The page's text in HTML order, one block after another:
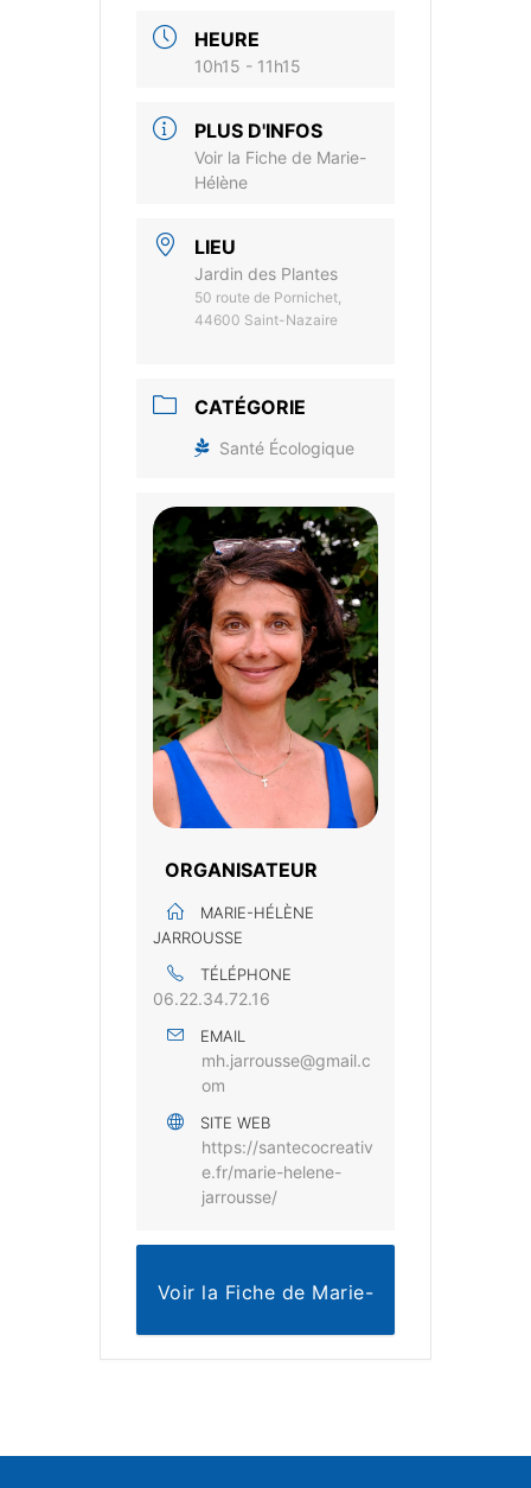
HEURE
10h15 - 11h15
PLUS D'INFOS
Voir la Fiche de Marie-
Hélène
LIEU
Jardin des Plantes
50 route de Pornichet,
44600 Saint-Nazaire
CATÉGORIE
Santé Écologique
ORGANISATEUR
MARIE-HÉLÈNE
JARROUSSE
TÉLÉPHONE
06.22.34.72.16
EMAIL
mh.jarrousse@gmail.c
om
SITE WEB
https://santecocreativ
e.fr/marie-helene-
jarrousse/
Voir la Fiche de Marie-